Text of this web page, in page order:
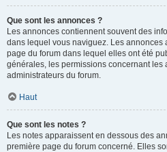
Que sont les annonces ?
Les annonces contiennent souvent des
dans lequel vous naviguez. Les annonces
page du forum dans lequel elles ont été
générales, les permissions concernant les
administrateurs du forum.
Haut
Que sont les notes ?
Les notes apparaissent en dessous des
première page du forum concerné. Elles